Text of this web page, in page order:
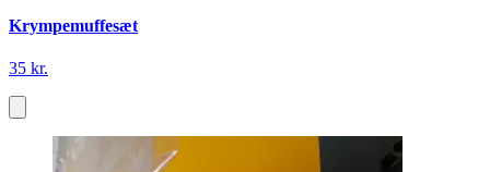
Krympemuffesæt
35 kr.